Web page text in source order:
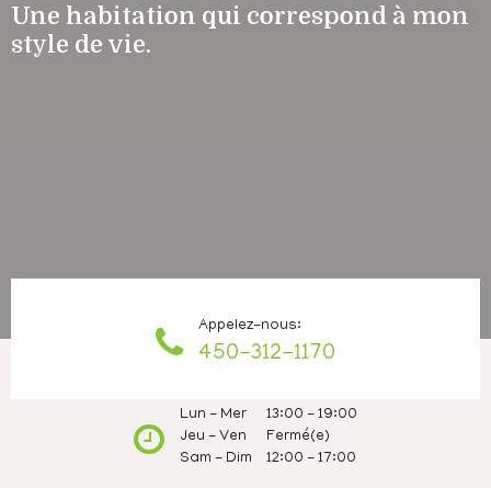
Une habitation qui correspond à mon
style de vie.
Appelez-nous:
450-312-1170
Lun - Mer
Jeu - Ven
Sam - Dim
13:00 - 19:00
Fermé(e)
12:00 - 17:00